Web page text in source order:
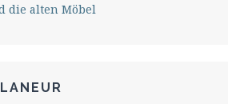
die alten Möbel